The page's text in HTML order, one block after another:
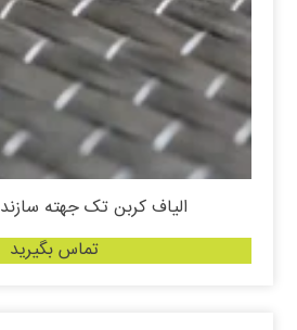
الیاف کربن تک جهته سازند (Sazand)
تماس بگیرید